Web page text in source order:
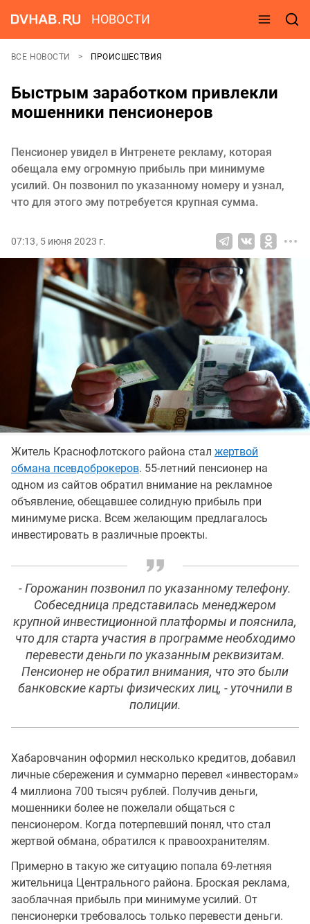
НОВОСТИ
ВСЕ НОВОСТИ ПРОИСШЕСТВИЯ
Быстрым заработком привлекли
мошенники пенсионеров
Пенсионер увидел в Интренете рекламу, которая
обещала ему огромную прибыль при минимуме
усилий. Он позвонил по указанному номеру и узнал,
что для этого эму потребуется крупная сумма.
07:13, 5 июня 2023 г.
Житель Краснофлотского района стал жертвой
обмана псевдоброкеров. 55-летний пенсионер на
одном из сайтов обратил внимание на рекламное
объявление, обещавшее солидную прибыль при
минимуме риска. Всем желающим предлагалось
инвестировать в различные проекты.
- Горожанин позвонил по указанному телефону.
Собеседница представилась менеджером
крупной инвестиционной платформы и пояснила,
что для старта участия в программе необходимо
перевести деньги по указанным реквизитам.
Пенсионер не обратил внимания, что это были
банковские карты физических лиц, - уточнили в
полиции.
Хабаровчанин оформил несколько кредитов, добавил
личные сбережения и суммарно перевел «инвесторам»
4 миллиона 700 тысяч рублей. Получив деньги,
мошенники более не пожелали общаться с
пенсионером. Когда потерпевший понял, что стал
жертвой обмана, обратился к правоохранителям.
Примерно в такую же ситуацию попала 69-летняя
жительница Центрального района. Броская реклама,
заоблачная прибыль при минимуме усилий. От
пенсионерки требовалось только перевести деньги.